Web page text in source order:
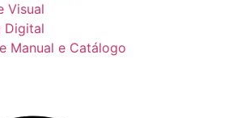
Visual
Digital
Manual e Catálogo